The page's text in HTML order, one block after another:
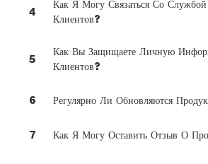
4
Как Я Могу Связаться Со
Клиентов?
5
Как Вы Защищаете Личную
Клиентов?
6 Регулярно Ли Обновляются
7 Как Я Могу Оставить Отзыв О